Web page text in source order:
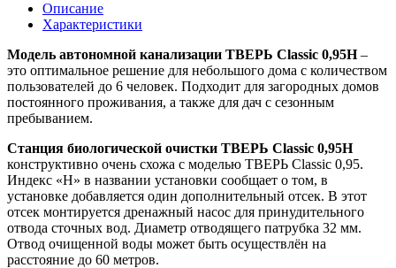
Описание
Характеристики
Модель автономной канализации ТВЕРЬ Classic 0,95Н–
это оптимальное решение для небольшого дома с количеством
пользователей до 6 человек. Подходит для загородных домов
постоянного проживания, а также для дач с сезонным
пребыванием.
Станция биологической очистки ТВЕРЬ Classic 0,95Н
конструктивно очень схожа с моделью ТВЕРЬ Classic 0,95.
Индекс «Н» в названии установки сообщает о том, в
установке добавляется один дополнительный отсек. В этот
отсек монтируется дренажный насос для принудительного
отвода сточных вод. Диаметр отводящего патрубка 32 мм.
Отвод очищенной воды может быть осуществлён на
расстояние до 60 метров.